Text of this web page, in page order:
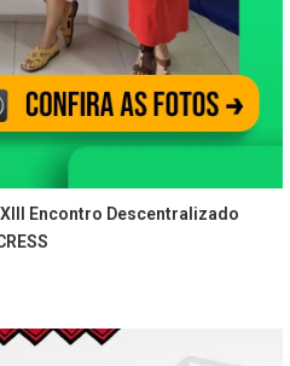
Encontro Descentralizado